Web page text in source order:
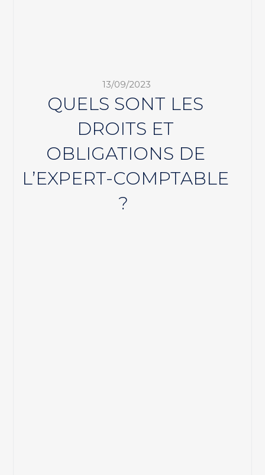
13/09/2023
QUELS SONT LES
DROITS ET
OBLIGATIONS DE
L’EXPERT-COMPTABLE
?